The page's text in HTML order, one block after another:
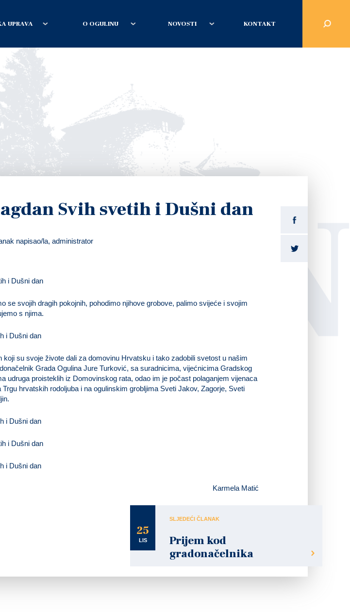
UPRAVA O OGULINU NOVOSTI KONTAKT
Svih svetih i Dušni dan
napisao/la, administrator
se svojih dragih pokojnih, pohodimo njihove grobove, palimo svijeće i svojim
s njima.
koji su svoje živote dali za domovinu Hrvatsku i tako zadobili svetost u našim
Grada Ogulina Jure Turković, sa suradnicima, vijećnicima Gradskog
udruga proisteklih iz Domovinskog rata, odao im je počast polaganjem vijenaca
Trgu hrvatskih rodoljuba i na ogulinskim grobljima Sveti Jakov, Zagorje, Sveti
Karmela Matić
25
LIS
SLJEDEĆI ČLANAK
Prijem kod
gradonačelnika